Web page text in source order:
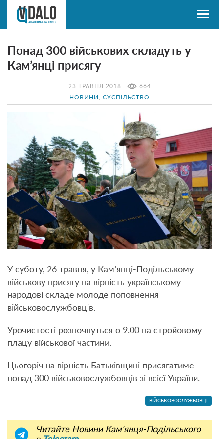
23 ТРАВНЯ 2018 | 664
НОВИНИ СУСПІЛЬСТВО
Понад 300 військових складуть у
Кам’янці присягу
У суботу, 26 травня, у Кам’янці-Подільському
військову присягу на вірність українському
народові складе молоде поповнення
військовослужбовців.
Урочистості розпочнуться о 9.00 на стройовому
плацу військової частини.
Цьогоріч на вірність Батьківщині присягатиме
понад 300 військовослужбовців зі всієї України.
ВІЙСЬКОВОСЛУЖБОВЦІ
Читайте Новини Кам'янця-Подільського